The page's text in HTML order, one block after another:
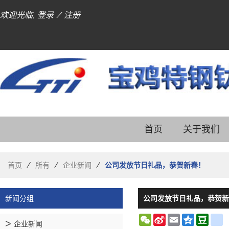
欢迎光临, 登录 / 注册
首页 关于我们
首页 / 所有 / 企业新闻 / 公司发放节日礼品，恭贺新春！
新闻分组
企业新闻
公司发放节日礼品，恭贺
WeChat
Sina
Weibo
Email Qzone